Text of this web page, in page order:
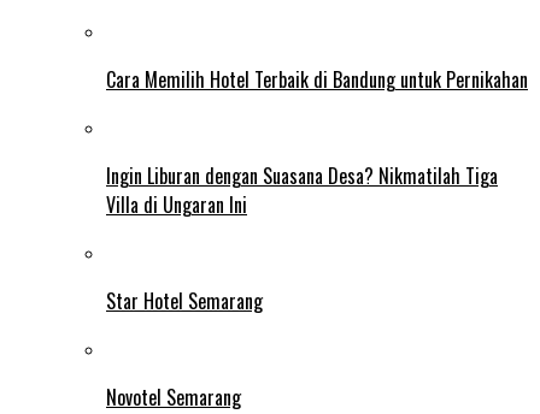
Cara Memilih Hotel Terbaik di Bandung untuk Pernikahan
Ingin Liburan dengan Suasana Desa? Nikmatilah Tiga
Villa di Ungaran Ini
Star Hotel Semarang
Novotel Semarang